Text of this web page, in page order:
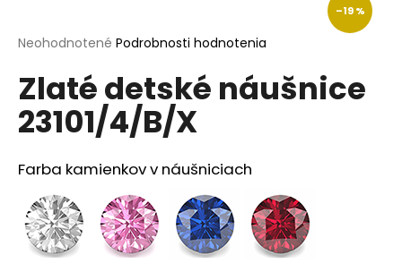
Priemerné
produktu
je
0,0
z
hviezdičiek.
Neohodnotené Podrobnosti hodnotenia
Zlaté detské náušnice
23101/4/B/X
Farba kamienkov v náušniciach
–19 %
j
ť
?
HĽADAŤ